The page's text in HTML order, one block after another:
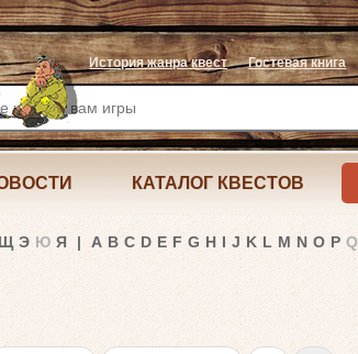
История жанра квест Гостевая книга
КАТАЛОГ КВЕСТОВ
Щ Э Ю Я | A B C D E F G H I J K L M N O P Q